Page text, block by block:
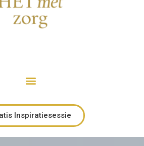
Inspiratiesessie